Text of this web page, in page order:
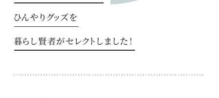
ひんやりグッズを
暮らし賢者がセレクトしました！